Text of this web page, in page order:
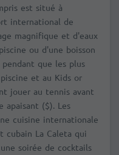
est situé à
international de
magnifique et d'eaux
ou d'une boisson
pendant que les plus
et au Kids or
jouer au tennis avant
apaisant ($). Les
cuisine internationale
cubain La Caleta qui
soirée de cocktails